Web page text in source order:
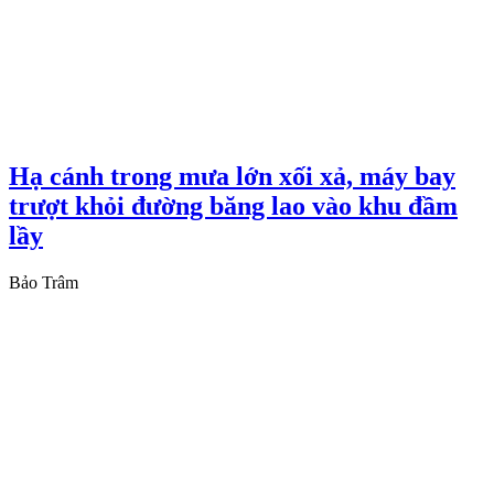
Hạ cánh trong mưa lớn xối xả, máy bay
trượt khỏi đường băng lao vào khu đầm
lầy
Bảo Trâm